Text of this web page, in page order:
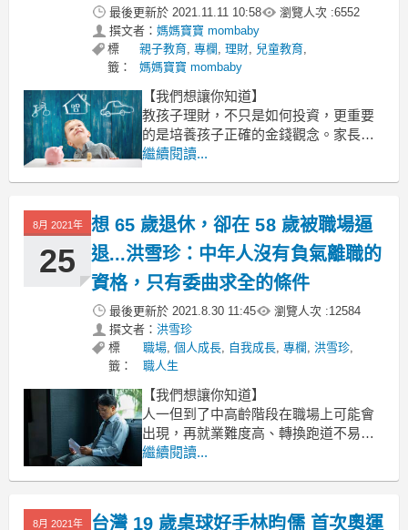
最後更新於 2021.11.11 10:58 瀏覽人次 :6552
撰文者： 媽媽寶寶 mombaby
標
籤：
親子教育, 專欄 , 理財, 兒童教育,
媽媽寶寶 mombaby
【我們想讓你知道】
教孩子理財，不只是如何投資，更重要
的是培養孩子正確的金錢觀念。家長需
認知到，財商的重要性其實不亞於智
後，不可缺少的核心能力。
文 / 媽媽寶寶 mombaby
繼續閱讀...
8月 2021年
25
想 65 歲退休，卻在 58 歲被職場逼
退...洪雪珍：中年人沒有負氣離職的
資格，只有委曲求全的條件
最後更新於 2021.8.30 11:45 瀏覽人次 :12584
撰文者： 洪雪珍
標
籤：
職場,個人成長, 自我成長,專欄 ,洪雪珍,
職人生
【我們想讓你知道】
人一但到了中高齡階段在職場上可能會
出現，再就業難度高、轉換跑道不易、
跳槽薪水不增…等問題，是什麼原因使
讓洪雪珍來告訴你。
繼續閱讀...
8月 2021年 台灣 19 歲桌球好手林昀儒 首次奧運